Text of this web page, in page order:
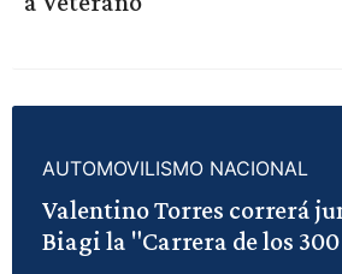
AUTOMOVILISMO NACIONAL
Valentino Torres correrá
Biagi la "Carrera de los